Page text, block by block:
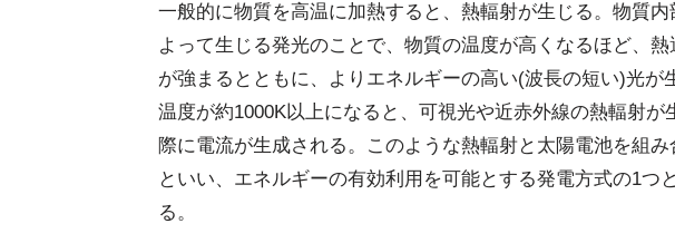
一般的に物質を高温に加熱すると、熱輻射が生じる。物質
よって生じる発光のことで、物質の温度が高くなるほど、
が強まるとともに、よりエネルギーの高い(波長の短い)光が
温度が約1000K以上になると、可視光や近赤外線の熱輻射が
際に電流が生成される。このような熱輻射と太陽電池を組み
といい、エネルギーの有効利用を可能とする発電方式の1つ
る。